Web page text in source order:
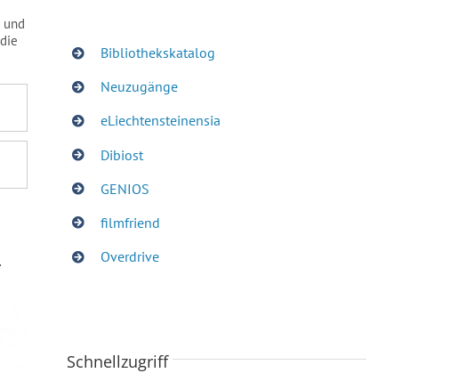
Bibliothekskatalog
Neuzugänge
eLiechtensteinensia
Dibiost
GENIOS
filmfriend
Overdrive
Schnellzugriff